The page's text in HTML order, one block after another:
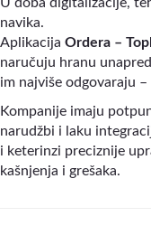
navika.
Aplikacija Ordera –
naručuju hranu
im najviše odgovaraju
Kompanije imaju
narudžbi i laku
i keterinzi preciznije
kašnjenja i grešaka.